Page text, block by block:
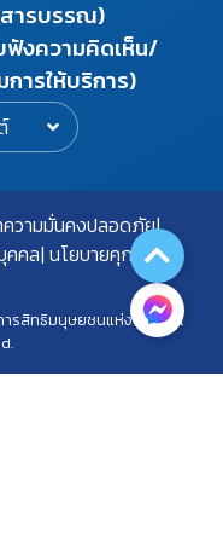
ารบรรณ)
งความคิดเห็น/
ารให้บริการ)
ความมั่นคงปลอดภัย
คคล นโยบายคุกกี้
รสิทธิมนุษยชนแห่งชาติ. All